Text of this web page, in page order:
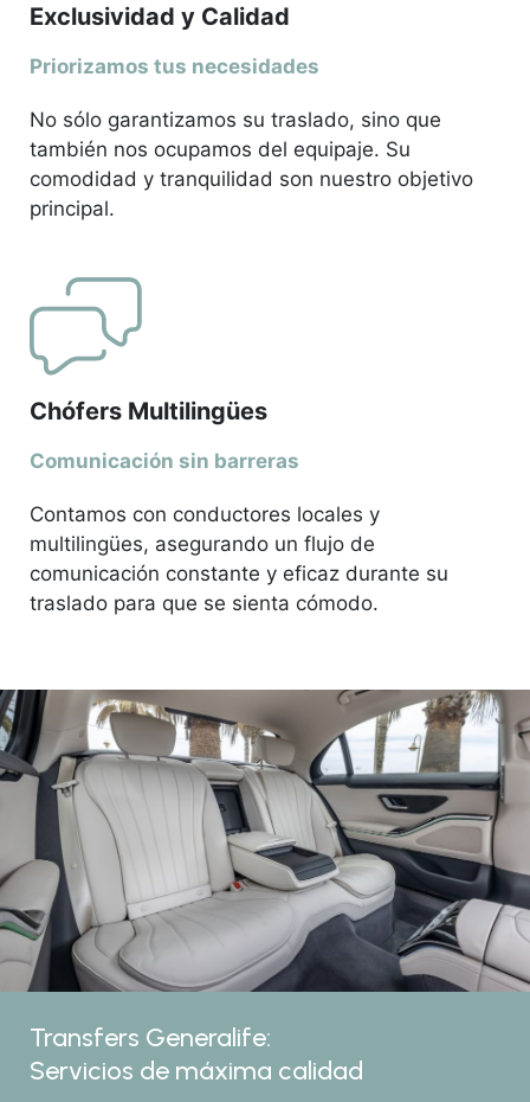
Exclusividad y Calidad
Priorizamos tus necesidades
No sólo garantizamos su traslado, sino que
también nos ocupamos del equipaje. Su
comodidad y tranquilidad son nuestro objetivo
principal.
Chófers Multilingües
Comunicación sin barreras
Contamos con conductores locales y
multilingües, asegurando un flujo de
comunicación constante y eficaz durante su
traslado para que se sienta cómodo.
Transfers Generalife:
Servicios de máxima calidad